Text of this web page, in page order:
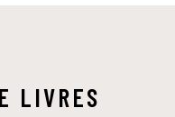
LIVRES